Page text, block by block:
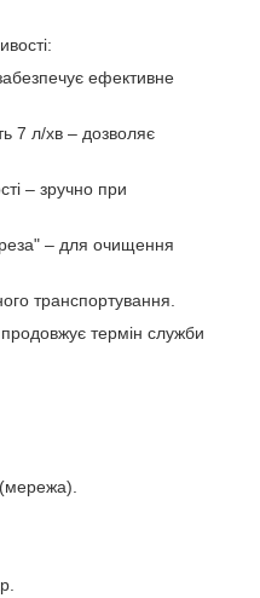
ефективне
7 л/хв – дозволяє
– зручно при
– для очищення
транспортування.
термін служби